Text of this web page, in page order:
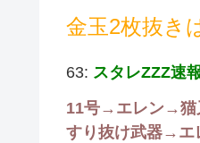
金玉2枚抜き
63: スタレZZZ速
11号→エレン→
すり抜け武器→エ